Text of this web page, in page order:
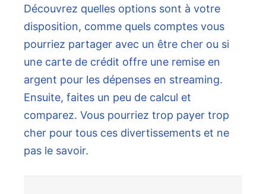
Découvrez quelles options sont à votre
disposition, comme quels comptes vous
pourriez partager avec un être cher ou si
une carte de crédit offre une remise en
argent pour les dépenses en streaming.
Ensuite, faites un peu de calcul et
comparez. Vous pourriez trop payer trop
cher pour tous ces divertissements et ne
pas le savoir.